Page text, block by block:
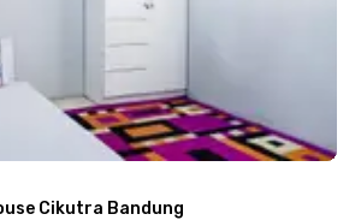
Cikutra Bandung